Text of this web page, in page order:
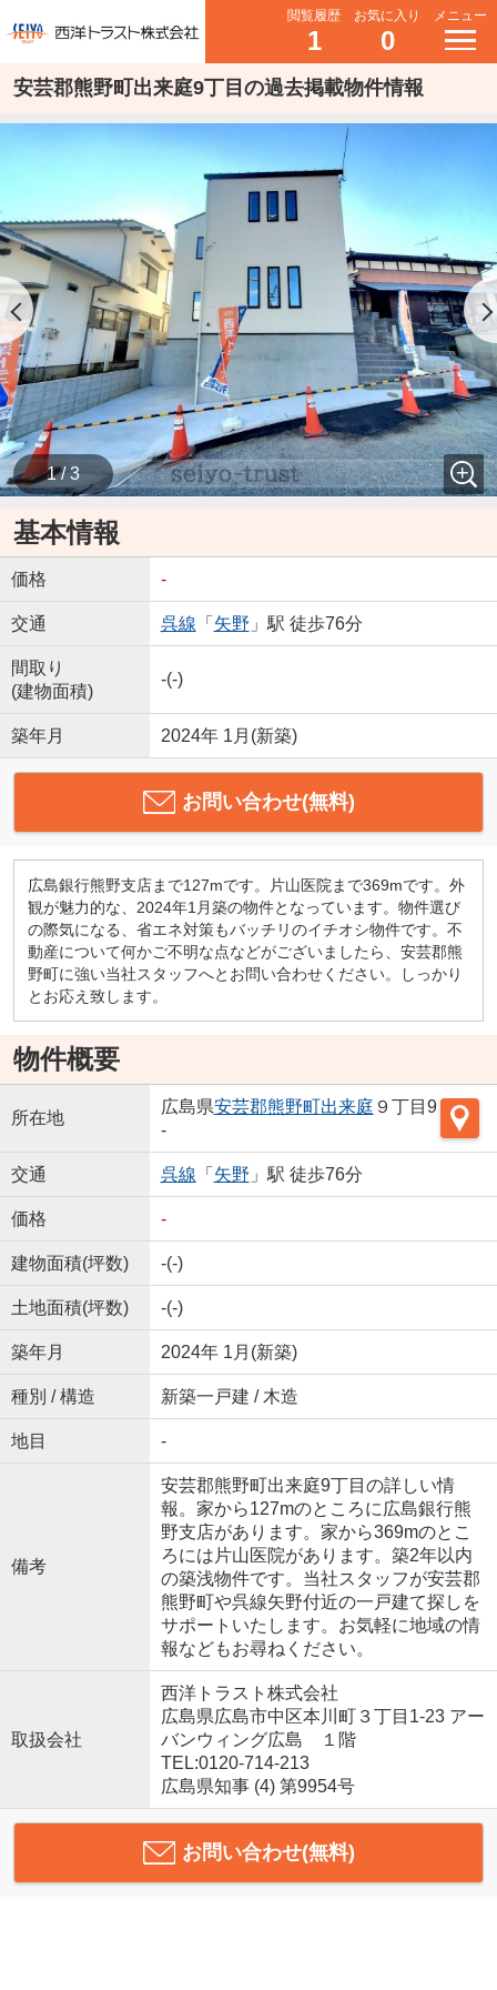
閲覧履歴
1
お気に入り
0
メニュー
安芸郡熊野町出来庭9丁目の過去掲載物件情報
1 / 3
基本情報
価格 -
交通 呉線 「 矢野 」駅 徒歩76分
間取り
(建物面積)
-(-)
築年月 2024年 1月(新築)
お問い合わせ(無料)
広島銀行熊野支店まで127mです。片山医院まで369mです。外
観が魅力的な、2024年1月築の物件となっています。物件選び
の際気になる、省エネ対策もバッチリのイチオシ物件です。不
動産について何かご不明な点などがございましたら、安芸郡熊
野町に強い当社スタッフへとお問い合わせください。しっかり
とお応え致します。
物件概要
所在地
広島県安芸郡熊野町出来庭 ９丁目9
-
交通 呉線 「 矢野 」駅 徒歩76分
価格 -
建物面積(坪数) -(-)
土地面積(坪数) -(-)
築年月 2024年 1月(新築)
種別 / 構造 新築一戸建 / 木造
地目 -
備考
安芸郡熊野町出来庭9丁目の詳しい情
報。家から127mのところに広島銀行熊
野支店があります。家から369mのとこ
ろには片山医院があります。築2年以内
の築浅物件です。当社スタッフが安芸郡
熊野町や呉線矢野付近の一戸建て探しを
サポートいたします。お気軽に地域の情
報などもお尋ねください。
取扱会社
西洋トラスト株式会社
広島県広島市中区本川町３丁目1-23 アー
バンウィング広島 １階
TEL:0120-714-213
広島県知事 (4) 第9954号
お問い合わせ(無料)